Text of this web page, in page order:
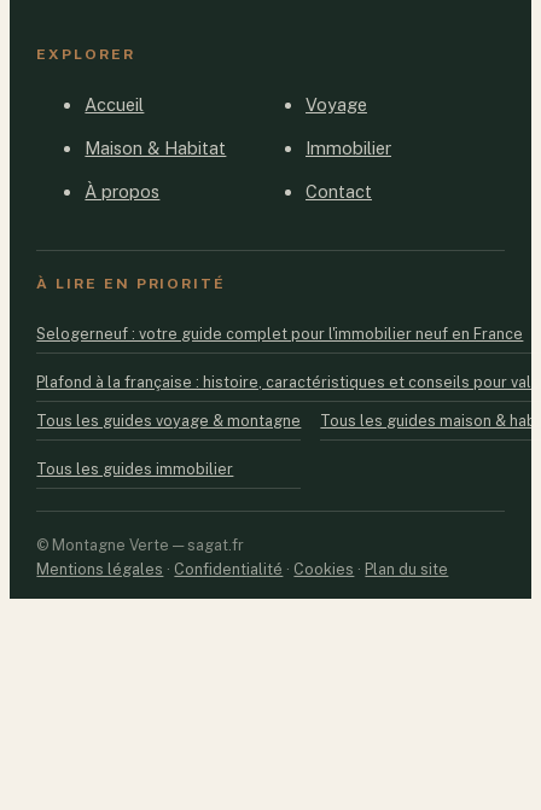
EXPLORER
Accueil Voyage
Maison & Habitat Immobilier
À propos Contact
À LIRE EN PRIORITÉ
Selogerneuf : votre guide complet pour l'immobilier neuf en France
Plafond à la française : histoire, caractéristiques et conseils pour
Tous les guides voyage & montagne Tous les guides maison &
Tous les guides immobilier
© Montagne Verte — sagat.fr
Mentions légales · Confidentialité · Cookies · Plan du site